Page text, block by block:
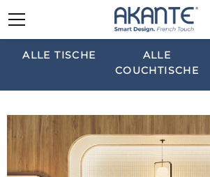
ALLE TISCHE
ALLE
COUCHTISCHE